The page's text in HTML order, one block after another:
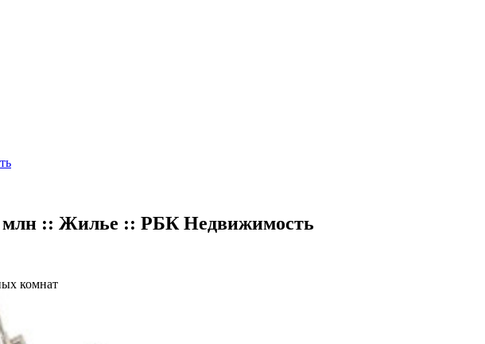
млн :: Жилье :: РБК Недвижимость
комнат